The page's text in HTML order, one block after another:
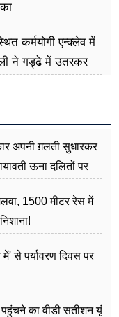
कर्मयोगी एन्क्लेव में
ने गड्ढे में उतरकर
अपनी ग़लती सुधारकर
ऊना दलितों पर
1500 मीटर रेस में
से पर्यावरण दिवस पर
का वीडी सतीशन यूं